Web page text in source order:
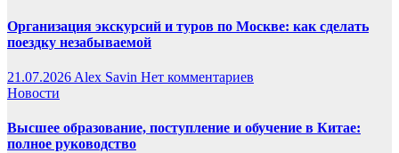
Организация экскурсий и туров по Москве: как сделать
поездку незабываемой
21.07.2026 Alex Savin Нет комментариев
Новости
Высшее образование, поступление и обучение в Китае:
полное руководство